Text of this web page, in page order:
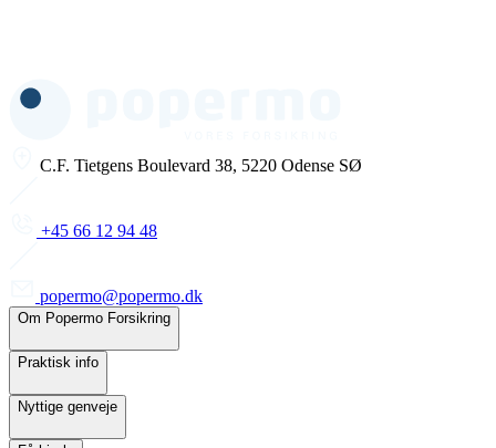
C.F. Tietgens Boulevard 38, 5220 Odense SØ
+45 66 12 94 48
popermo@popermo.dk
Om Popermo Forsikring
Praktisk info
Nyttige genveje